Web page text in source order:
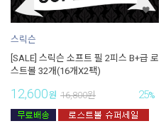
스릭슨
[SALE] 스릭슨 소프트 필 2피스 B+급 로
스트볼 32개(16개X2팩)
12,600원 16,800원 25%